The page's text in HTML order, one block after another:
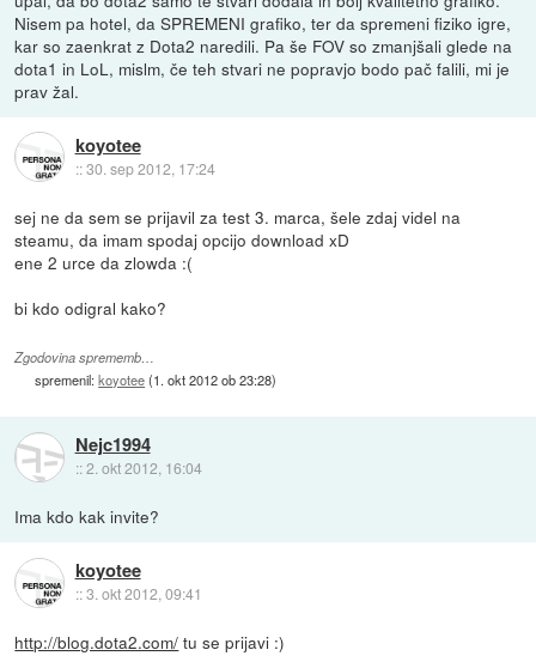
Nisem pa hotel, da SPREMENI grafiko, ter da spremeni fiziko igre,
kar so zaenkrat z Dota2 naredili. Pa še FOV so zmanjšali glede na
dota1 in LoL, mislm, če teh stvari ne popravjo bodo pač falili, mi je
prav žal.
koyotee
::30. sep 2012, 17:24
sej ne da sem se prijavil za test 3. marca, šele zdaj videl na
steamu, da imam spodaj opcijo download xD
ene 2 urce da zlowda :(
bi kdo odigral kako?
Zgodovina sprememb…
spremenil:koyotee(1. okt 2012 ob 23:28)
Nejc1994
::2. okt 2012, 16:04
Ima kdo kak invite?
koyotee
::3. okt 2012, 09:41
http://blog.dota2.com/ tu se prijavi :)